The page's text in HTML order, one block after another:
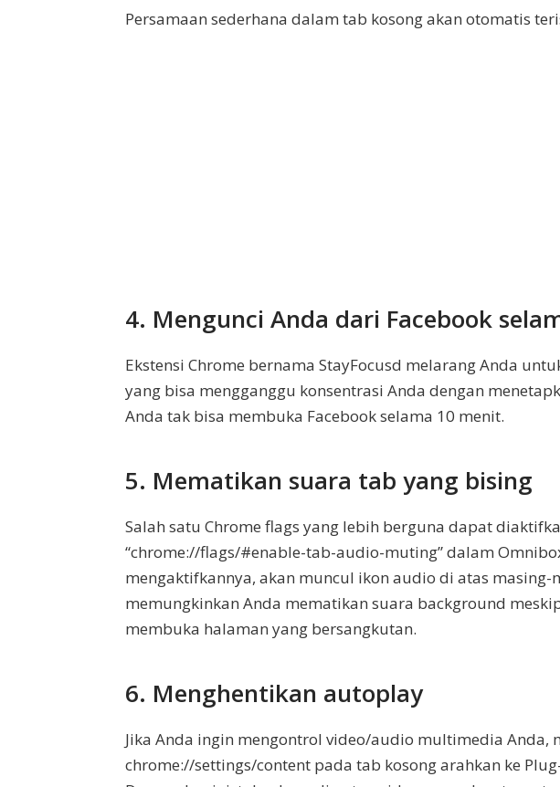
Persamaan sederhana dalam tab kosong akan otomatis
4. Mengunci Anda dari Facebook
Ekstensi Chrome bernama StayFocusd melarang Anda
yang bisa mengganggu konsentrasi Anda dengan
Anda tak bisa membuka Facebook selama 10 menit.
5. Mematikan suara tab yang bising
Salah satu Chrome flags yang lebih berguna dapat
“chrome://flags/#enable-tab-audio-muting” dalam
mengaktifkannya, akan muncul ikon audio di atas masing-
memungkinkan Anda mematikan suara background
membuka halaman yang bersangkutan.
6. Menghentikan autoplay
Jika Anda ingin mengontrol video/audio multimedia Anda,
chrome://settings/content pada tab kosong arahkan ke